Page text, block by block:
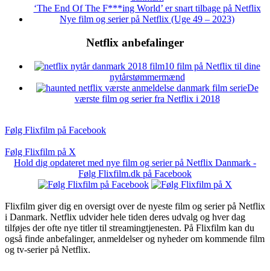
‘The End Of The F***ing World’ er snart tilbage på Netflix
Nye film og serier på Netflix (Uge 49 – 2023)
Netflix anbefalinger
10 film på Netflix til dine
nytårstømmermænd
De
værste film og serier fra Netflix i 2018
Følg Flixfilm på Facebook
Følg Flixfilm på X
Hold dig opdateret med nye film og serier på Netflix Danmark -
Følg Flixfilm.dk på Facebook
Flixfilm giver dig en oversigt over de nyeste film og serier på Netflix
i Danmark. Netflix udvider hele tiden deres udvalg og hver dag
tilføjes der ofte nye titler til streamingtjenesten. På Flixfilm kan du
også finde anbefalinger, anmeldelser og nyheder om kommende film
og tv-serier på Netflix.